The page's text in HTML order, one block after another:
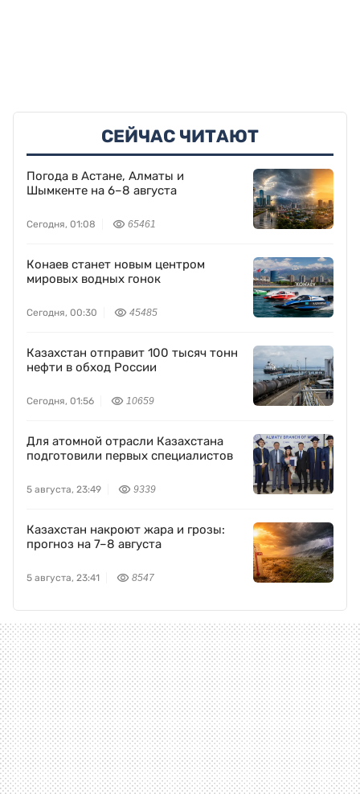
СЕЙЧАС ЧИТАЮТ
Погода в Астане, Алматы и
Шымкенте на 6–8 августа
Сегодня, 01:08 65461
Конаев станет новым центром
мировых водных гонок
Сегодня, 00:30 45485
Казахстан отправит 100 тысяч тонн
нефти в обход России
Сегодня, 01:56 10659
Для атомной отрасли Казахстана
подготовили первых специалистов
5 августа, 23:49 9339
Казахстан накроют жара и грозы:
прогноз на 7–8 августа
5 августа, 23:41 8547